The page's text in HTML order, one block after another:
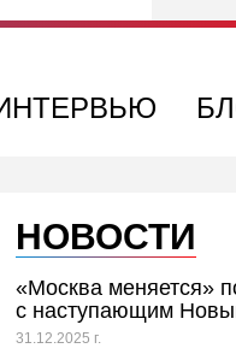
НОВОСТИ
«Москва меняется»
с наступающим
31.12.2025 г.